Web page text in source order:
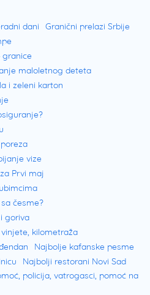
dani
Granični prelazi Srbije
granice
maloletnog deteta
i zeleni karton
vize
Prvi maj
česme?
goriva
kilometraža
Najbolje kafanske pesme
Najbolji restorani Novi Sad
policija, vatrogasci, pomoć na